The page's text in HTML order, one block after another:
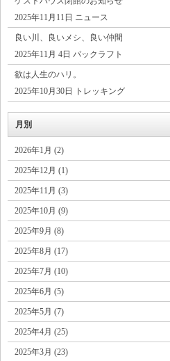
2025年11月11日 ニュース
良い川、良いメシ、良い仲間
2025年11月 4日 パックラフト
欲は人生のハリ。
2025年10月30日 トレッキング
月別
2026年1月 (2)
2025年12月 (1)
2025年11月 (3)
2025年10月 (9)
2025年9月 (8)
2025年8月 (17)
2025年7月 (10)
2025年6月 (5)
2025年5月 (7)
2025年4月 (25)
2025年3月 (23)